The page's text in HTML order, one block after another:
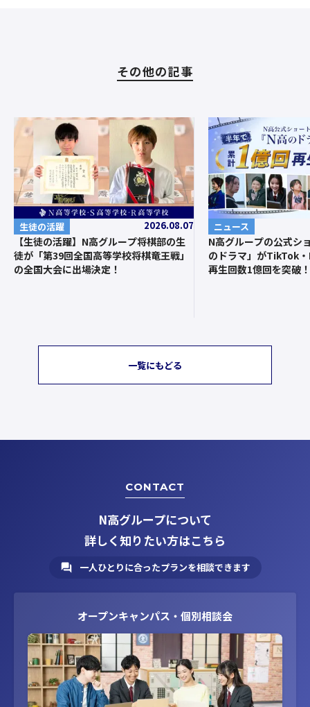
その他の記事
生徒の活躍 2026.08.07
【生徒の活躍】N高グループ将棋部の生
徒が「第39回全国高等学校将棋竜王戦」
の全国大会に出場決定！
ニュース
N高グループの公式シ
のドラマ」がTikTok
再生回数1億回を突破！
一覧にもどる
CONTACT
N高グループについて
詳しく知りたい方はこちら
一人ひとりに合ったプランを相談できます
オープンキャンパス・個別相談会